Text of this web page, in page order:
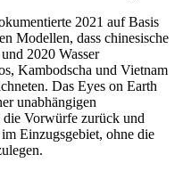
2021 auf Basis
Modellen, dass chinesische
2020 Wasser
Kambodscha und Vietnam
Das Eyes on Earth
unabhängigen
die Vorwürfe zurück und
Einzugsgebiet, ohne die